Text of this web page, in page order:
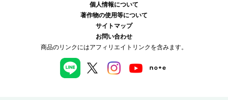
個人情報について
著作物の使用等について
サイトマップ
お問い合わせ
商品のリンクにはアフィリエイトリンクを含みます。